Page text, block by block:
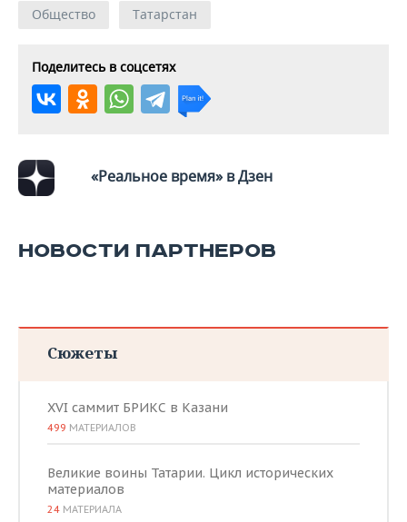
ONLINE-КОНФЕРЕНЦИИ
ОТКРЫТАЯ ЛЕКЦИЯ
ХОККЕЙ
БАСКЕТБОЛ
ВОЛЕЙБОЛ
КИБЕРСПОРТ
ХОККЕЙ С МЯЧОМ
ВЛАСТЬ
ИНФРАСТРУКТУРА
ИСТОРИЯ
КУЛЬТУРА
ПРОИСШЕСТВИЯ
СЮЖЕТЫ
СПРАВОЧНИК
СПИСОК ПЕРСОН
СПИСОК КОМПАНИЙ
ПОЛНАЯ ВЕРСИЯ
Общество Татарстан
Поделитесь в соцсетях
«Реальное время» в Дзен
НОВОСТИ ПАРТНЕРОВ
Сюжеты
XVI саммит БРИКС в Казани
499 МАТЕРИАЛОВ
Великие воины Татарии. Цикл исторических
материалов
24 МАТЕРИАЛА